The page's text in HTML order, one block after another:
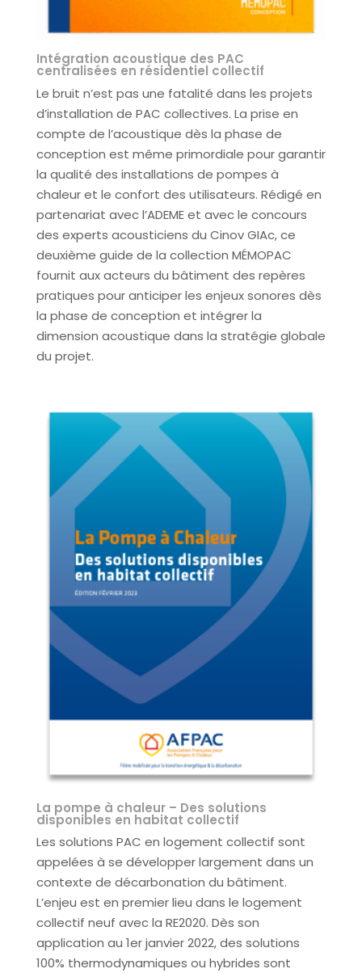
Intégration acoustique des PAC
centralisées en résidentiel collectif
Le bruit n’est pas une fatalité dans les projets
d’installation de PAC collectives. La prise en
compte de l’acoustique dès la phase de
conception est même primordiale pour garantir
la qualité des installations de pompes à
chaleur et le confort des utilisateurs. Rédigé en
partenariat avec l’ADEME et avec le concours
des experts acousticiens du Cinov GIAc, ce
deuxième guide de la collection MÉMOPAC
fournit aux acteurs du bâtiment des repères
pratiques pour anticiper les enjeux sonores dès
la phase de conception et intégrer la
dimension acoustique dans la stratégie globale
du projet.
La pompe à chaleur – Des solutions
disponibles en habitat collectif
Les solutions PAC en logement collectif sont
appelées à se développer largement dans un
contexte de décarbonation du bâtiment.
L’enjeu est en premier lieu dans le logement
collectif neuf avec la RE2020. Dès son
application au 1er janvier 2022, des solutions
100% thermodynamiques ou hybrides sont